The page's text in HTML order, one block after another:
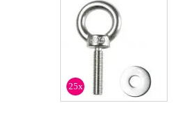
25x